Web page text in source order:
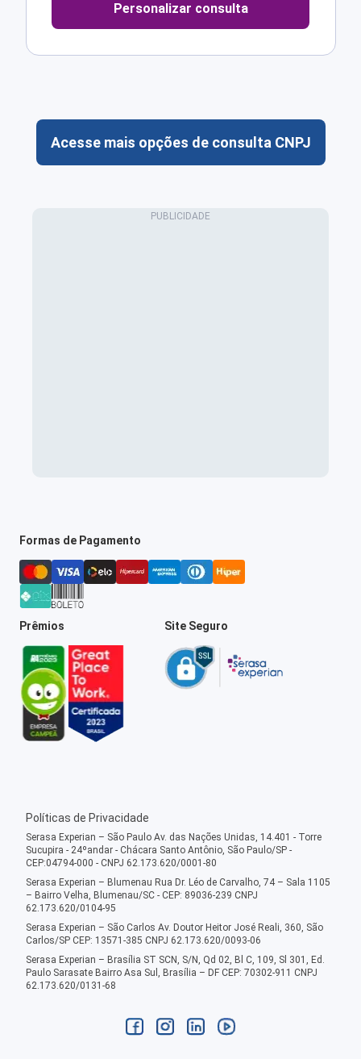
Personalizar consulta
Acesse mais opções de consulta CNPJ
Formas de Pagamento
Prêmios Site Seguro
Políticas de Privacidade
Serasa Experian – São Paulo Av. das Nações Unidas, 14.401 - Torre
Sucupira - 24ºandar - Chácara Santo Antônio, São Paulo/SP -
CEP:04794-000 - CNPJ 62.173.620/0001-80
Serasa Experian – Blumenau Rua Dr. Léo de Carvalho, 74 – Sala 1105
– Bairro Velha, Blumenau/SC - CEP: 89036-239 CNPJ
62.173.620/0104-95
Serasa Experian – São Carlos Av. Doutor Heitor José Reali, 360, São
Carlos/SP CEP: 13571-385 CNPJ 62.173.620/0093-06
Serasa Experian – Brasília ST SCN, S/N, Qd 02, Bl C, 109, Sl 301, Ed.
Paulo Sarasate Bairro Asa Sul, Brasília – DF CEP: 70302-911 CNPJ
62.173.620/0131-68